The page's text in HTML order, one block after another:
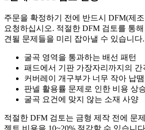
주문을 확정하기 전에 반드시 DFM(제
요청하십시오. 적절한 DFM 검토를 통
견될 문제들을 미리 잡아낼 수 있습니다.
굴곡 영역을 통과하는 배선 패턴
패드에서 기판 가장자리까지의 간
커버레이 개구부가 너무 작아 납
판넬 활용률 문제로 인한 비용 상
굴곡 요건에 맞지 않는 소재 사양
적절한 DFM 검토는 금형 제작 전에 문
젝트 비용을 10~20% 절감할 수 있습니